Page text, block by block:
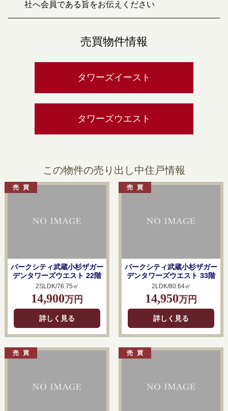
社へ会員である旨をお伝えください
売買物件情報
タワーズイースト
タワーズウエスト
この物件の売り出し中住戸情報
パークシティ武蔵小杉ザガー
デンタワーズウエスト 22階
2SLDK/76.75㎡
14,900万円
詳しく見る
パークシティ武蔵小杉ザガー
デンタワーズウエスト 33階
2LDK/80.64㎡
14,950万円
詳しく見る